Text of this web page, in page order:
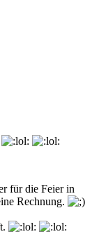
für die Feier in
Rechnung.